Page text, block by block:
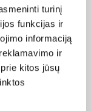
turinį
funkcijas ir
informaciją
ir
kitos jūsų
24 mėnesių
nuo 2,29 €,
nemokamas;
prekės
tikslus
jos